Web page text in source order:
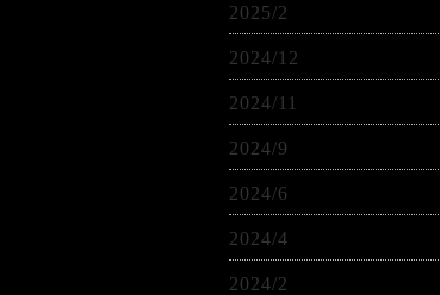
2025/2
2024/12
2024/11
2024/9
2024/6
2024/4
2024/2